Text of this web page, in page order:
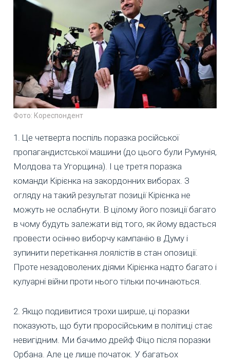
Фото: Кореспондент
1. Це четверта поспіль поразка російської
пропагандистської машини (до цього були Румунія,
Молдова та Угорщина). І це третя поразка
команди Кірієнка на закордонних виборах. З
огляду на такий результат позиції Кірієнка не
можуть не ослабнути. В цілому його позиції багато
в чому будуть залежати від того, як йому вдасться
провести осінню виборчу кампанію в Думу і
зупинити перетікання лоялістів в стан опозиції.
Проте незадоволених діями Кірієнка надто багато і
кулуарні війни проти нього тільки починаються.
2. Якщо подивитися трохи ширше, ці поразки
показують, що бути проросійським в політиці стає
невигідним. Ми бачимо дрейф Фіцо після поразки
Орбана. Але це лише початок. У багатьох